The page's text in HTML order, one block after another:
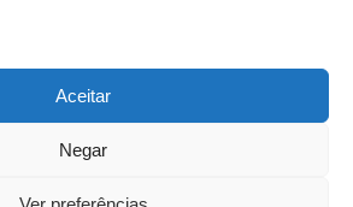
Aceitar
Negar